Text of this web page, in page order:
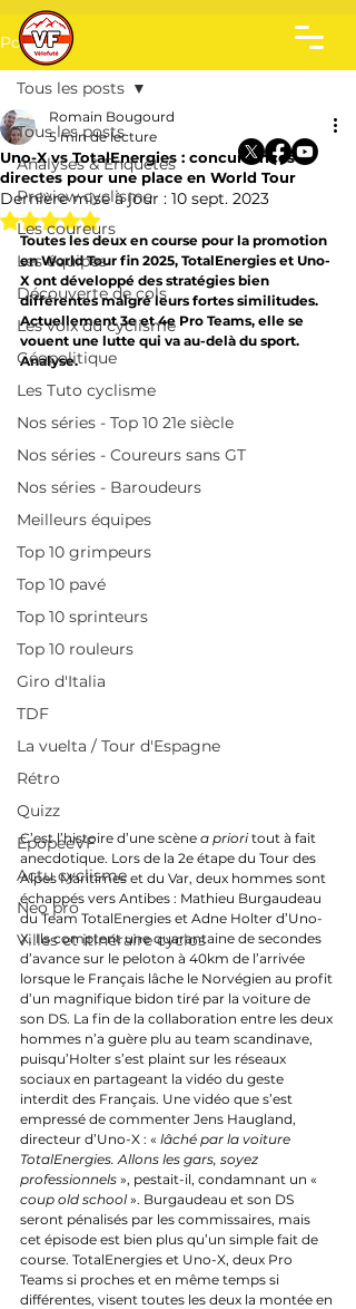
Post
Tous les posts
Analyses & Enquêtes
Preview cyclisme
Les coureurs
Les équipes
Découverte de cols
Les voix du cyclisme
Géopolitique
Les Tuto cyclisme
Nos séries - Top 10 21e siècle
Nos séries - Coureurs sans GT
Nos séries - Baroudeurs
Meilleurs équipes
Top 10 grimpeurs
Top 10 pavé
Top 10 sprinteurs
Top 10 rouleurs
Giro d'Italia
TDF
La vuelta / Tour d'Espagne
Rétro
Quizz
EpopeeVF
Actu cyclisme
Neo pro
Villes et itinéraire cyclos
Tous les posts
Uno-X vs TotalEnergies : concurrences
directes pour une place en World Tour
Romain Bougourd
5 min de lecture
Dernière mise à jour : 10 sept. 2023
Noté NaN étoiles sur 5.
Toutes les deux en course pour la promotion
en World Tour fin 2025, TotalEnergies et Uno-
X ont développé des stratégies bien
différentes malgré leurs fortes similitudes.
Actuellement 3e et 4e Pro Teams, elle se
vouent une lutte qui va au-delà du sport.
Analyse.
C’est l’histoire d’une scène a priori tout à fait
anecdotique. Lors de la 2e étape du Tour des
Alpes Maritimes et du Var, deux hommes sont
échappés vers Antibes : Mathieu Burgaudeau
du Team TotalEnergies et Adne Holter d’Uno-
X. Ils comptent une quarantaine de secondes
d’avance sur le peloton à 40km de l’arrivée
lorsque le Français lâche le Norvégien au profit
d’un magnifique bidon tiré par la voiture de
son DS. La fin de la collaboration entre les deux
hommes n’a guère plu au team scandinave,
puisqu’Holter s’est plaint sur les réseaux
sociaux en partageant la vidéo du geste
interdit des Français. Une vidéo que s’est
empressé de commenter Jens Haugland,
directeur d’Uno-X : « lâché par la voiture
TotalEnergies. Allons les gars, soyez
professionnels », pestait-il, condamnant un «
coup old school ». Burgaudeau et son DS
seront pénalisés par les commissaires, mais
cet épisode est bien plus qu’un simple fait de
course. TotalEnergies et Uno-X, deux Pro
Teams si proches et en même temps si
différentes, visent toutes les deux la montée en